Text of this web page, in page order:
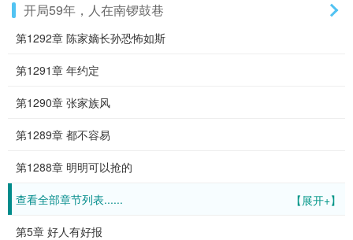
开局59年，人在南锣鼓巷
第1292章 陈家嫡长孙恐怖如斯
第1291章 年约定
第1290章 张家族风
第1289章 都不容易
第1288章 明明可以抢的
【展开+】
查看全部章节列表......
第5章 好人有好报